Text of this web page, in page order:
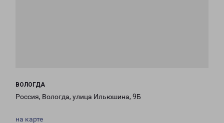
ВОЛОГДА
Россия, Вологда, улица Ильюшина, 9Б
на карте